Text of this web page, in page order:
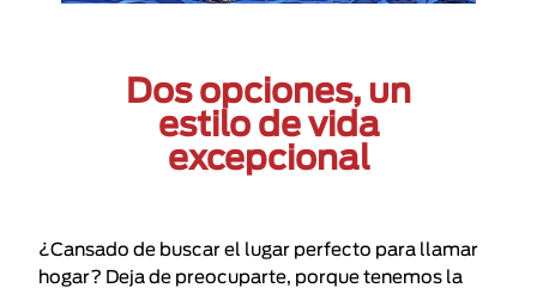
Dos opciones, un
estilo de vida
excepcional
¿Cansado de buscar el lugar perfecto para llamar
hogar? Deja de preocuparte, porque tenemos la